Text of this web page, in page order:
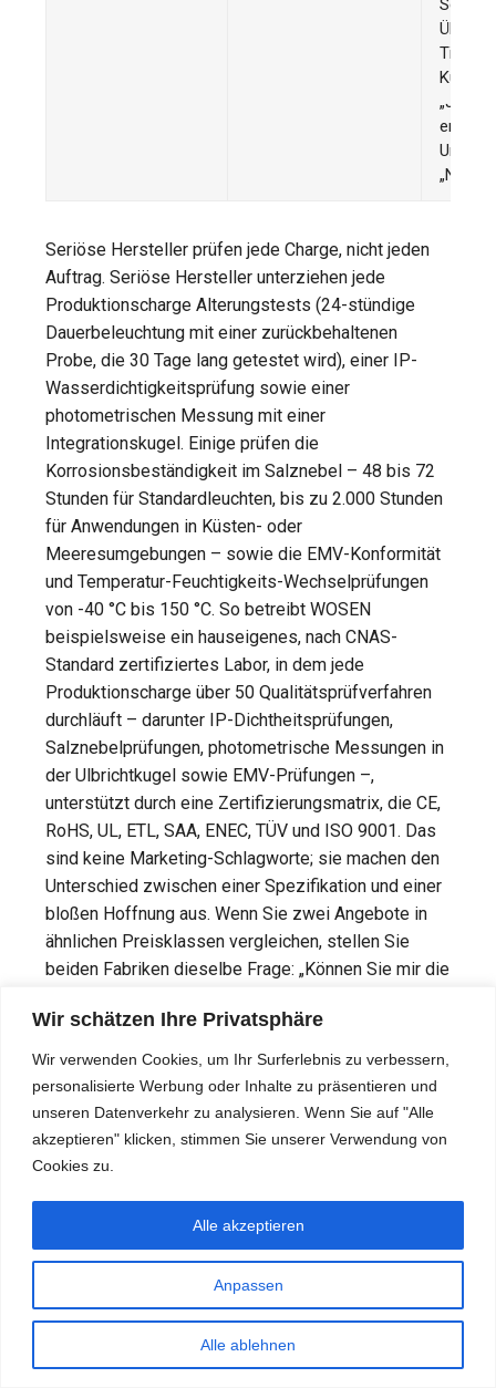
Wir schätzen Ihre Privatsphäre
Wir verwenden Cookies, um Ihr Surferlebnis zu verbessern,
personalisierte Werbung oder Inhalte zu präsentieren und
unseren Datenverkehr zu analysieren. Wenn Sie auf "Alle
akzeptieren" klicken, stimmen Sie unserer Verwendung von
Cookies zu.
Anpassen
Alle ablehnen
Alle akzeptieren
Schutz
„Ja“
„Nein“.
Seriöse Hersteller prüfen jede Charge, nicht jeden
Auftrag. Seriöse Hersteller unterziehen jede
Produktionscharge Alterungstests (24-stündige
Dauerbeleuchtung mit einer zurückbehaltenen
Probe, die 30 Tage lang getestet wird), einer IP-
Wasserdichtigkeitsprüfung sowie einer
photometrischen Messung mit einer
Integrationskugel. Einige prüfen die
Korrosionsbeständigkeit im Salznebel – 48 bis 72
Stunden für Standardleuchten, bis zu 2.000 Stunden
für Anwendungen in Küsten- oder
Meeresumgebungen – sowie die EMV-Konformität
und Temperatur-Feuchtigkeits-Wechselprüfungen
von -40 °C bis 150 °C. So betreibt WOSEN
beispielsweise ein hauseigenes, nach CNAS-
Standard zertifiziertes Labor, in dem jede
Produktionscharge über 50 Qualitätsprüfverfahren
durchläuft – darunter IP-Dichtheitsprüfungen,
Salznebelprüfungen, photometrische Messungen in
der Ulbrichtkugel sowie EMV-Prüfungen –,
unterstützt durch eine Zertifizierungsmatrix, die CE,
RoHS, UL, ETL, SAA, ENEC, TÜV und ISO 9001. Das
sind keine Marketing-Schlagworte; sie machen den
Unterschied zwischen einer Spezifikation und einer
bloßen Hoffnung aus. Wenn Sie zwei Angebote in
ähnlichen Preisklassen vergleichen, stellen Sie
beiden Fabriken dieselbe Frage: „Können Sie mir die
zusenden?“ Die Fabrik, die dazu in der Lage ist –
und dies auch tut –, ist diejenige, deren
Spezifikationen auch nach der Installation Bestand
haben.
Bevor Sie Ihre nächste
Angebotsanfrage versenden, fragen
Sie nach den Prüfberichten des
Herstellers.